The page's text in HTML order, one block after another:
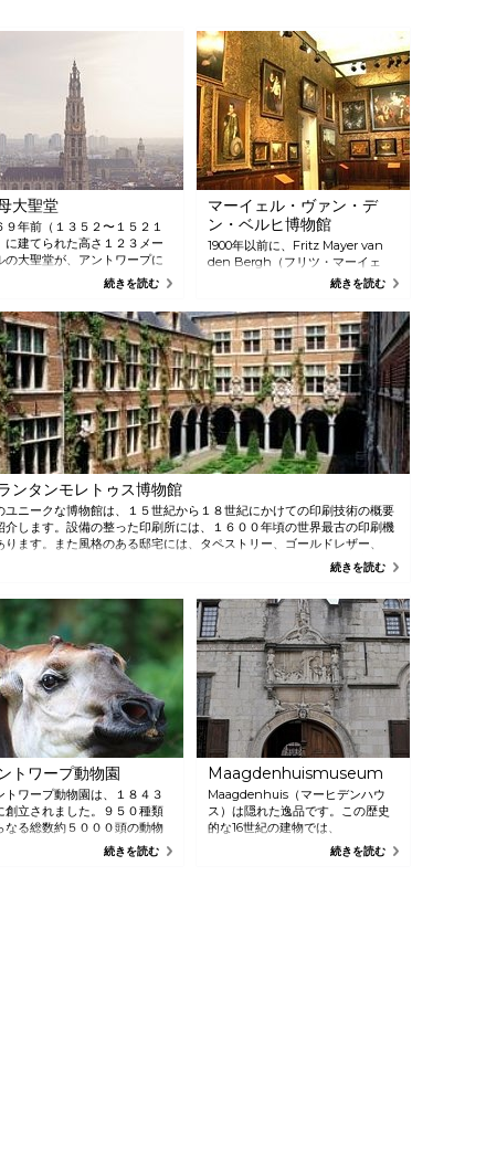
大聖堂
９年前（１３５２〜１５２１
に建てられた高さ１２３メー
の大聖堂が、アントワープに
え立っています。当時のオラ
王国において、最大なゴシッ
式の建造物となりました。大
は、ルーベンスの絵画を含む
な芸術作品を保有する巨大な
庫でもあります。２０年をか
改修工事を経て、７つの側廊
る素晴らしい教会を再び堪能
るようになりました。ハイラ
は、何といってもルーベンス
キリストの昇架」と「キリス
降架」です。大聖堂を訪れず
、アントワープは語れませ
続きを読む
マーイェル・ヴァン・デ
ン・ベルヒ博物館
1900年以前に、Fritz Mayer van
den Bergh（フリツ・マーイェ
ル・ヴァン・デン・ベルヒ）とい
ートコレクションを作りました。
著名画家ピーター・ブリューゲル
の絵画を安く買い、中世の美しい
彫刻を博物館が買う前に購入し、
全てのジャンルの傑作を手中にし
ました。若くして亡くなった息子
のために、母親が彼の夢を実現さ
せました。彼のコレクションだけ
を展示する博物館です。マーイェ
ル・ヴァン・デン・ベルヒ博物館
は今日も、当時の状態を保ってい
博物館。‘Great smaller museums
of Europe’（ヨーロッパの素晴らし
い小さな博物館）というガイドブ
ックにも紹介されました。
続きを読む
ンタンモレトゥス博物館
ユニークな博物館は、１５世紀から１８世紀にかけての印刷技術の概要
介します。設備の整った印刷所には、１６００年頃の世界最古の印刷機
ります。また風格のある邸宅には、タペストリー、ゴールドレザー、
ーベンスの作品を含む）絵画、彫刻、陶器や磁器で装飾された客室があ
す。２００５年には、世界で唯一の貴重な博物館としてに登録されまし
続きを読む
トワープ動物園
トワープ動物園は、１８４３
創立されました。９５０種類
なる総数約５０００頭の動物
有するベルギーだけではなく
でも最も古い動物園のひとつ
続きを読む
Maagdenhuismuseum
Maagdenhuis（マーヒデンハウ
ス）は隠れた逸品です。この歴史
的な16世紀の建物では、
OCMW（社会福祉公共センター）
の驚異的なアートコレクションを
続きを読む